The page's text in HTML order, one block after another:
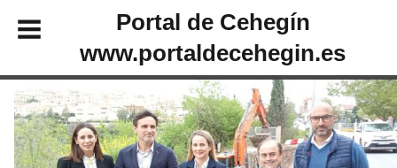
Portal de Cehegín
www.portaldecehegin.es